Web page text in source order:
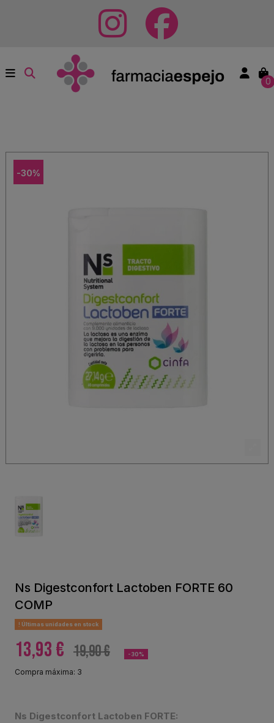
0
-30%
Ns Digestconfort Lactoben FORTE 60
COMP
Últimas unidades en stock
13,93 € 19,90 € -30%
Compra máxima: 3
Ns Digestconfort Lactoben FORTE: